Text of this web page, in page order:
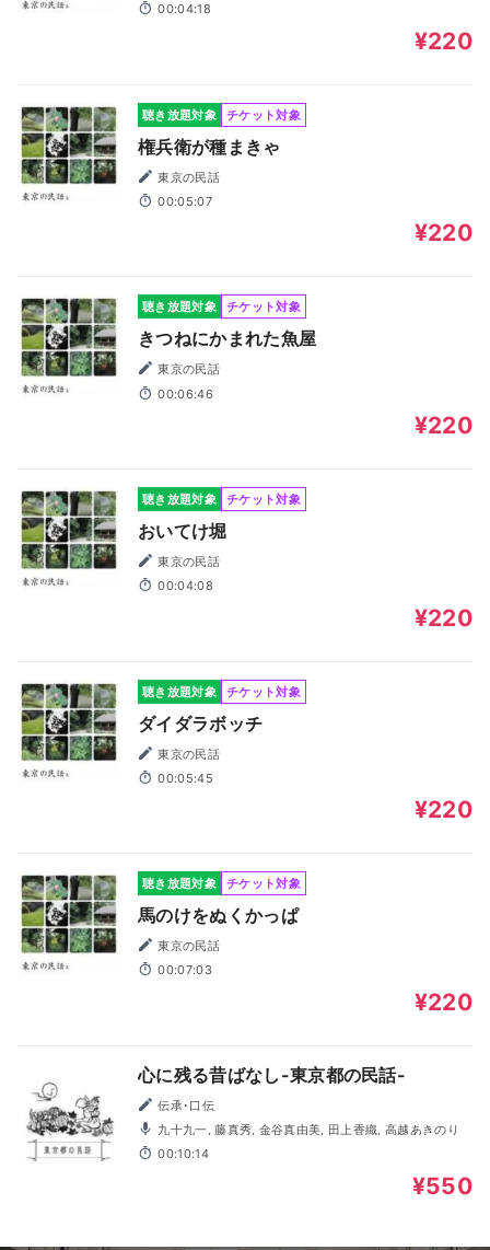
00:04:18
¥220
聴き放題対象 チケット対象
権兵衛が種まきゃ
東京の民話
00:05:07
¥220
聴き放題対象 チケット対象
きつねにかまれた魚屋
東京の民話
00:06:46
¥220
聴き放題対象 チケット対象
おいてけ堀
東京の民話
00:04:08
¥220
聴き放題対象 チケット対象
ダイダラボッチ
東京の民話
00:05:45
¥220
聴き放題対象 チケット対象
馬のけをぬくかっぱ
東京の民話
00:07:03
¥220
心に残る昔ばなし-東京都の民話-
伝承･口伝
九十九一, 藤真秀, 金谷真由美, 田上香織, 高越あきのり
00:10:14
¥550